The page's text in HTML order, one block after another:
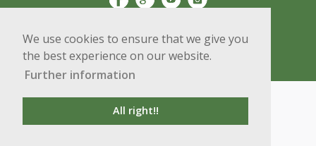
We use cookies to ensure that we give you
the best experience on our website.
Further information
All right!!
Copyright © 2020 BME Építőmérnöki Kar
1111 Budapest, Műegyetem rkp. 3.